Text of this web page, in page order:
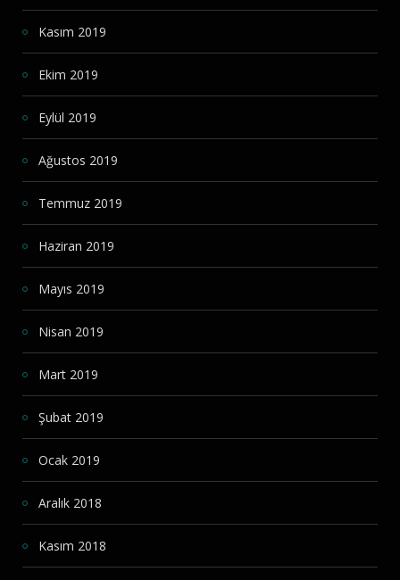
Kasım 2019
Ekim 2019
Eylül 2019
Ağustos 2019
Temmuz 2019
Haziran 2019
Mayıs 2019
Nisan 2019
Mart 2019
Şubat 2019
Ocak 2019
Aralık 2018
Kasım 2018